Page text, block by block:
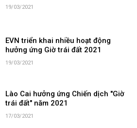
19/03/2021
EVN triển khai nhiều hoạt động
hưởng ứng Giờ trái đất 2021
19/03/2021
Lào Cai hưởng ứng Chiến dịch "Giờ
trái đất" năm 2021
17/03/2021